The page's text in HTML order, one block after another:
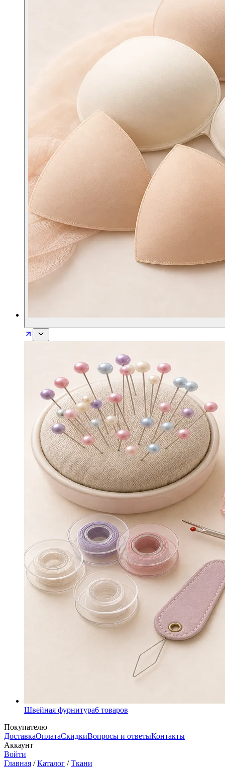
Швейная фурнитура6 товаров
Покупателю
ДоставкаОплатаСкидкиВопросы и ответыКонтакты
Аккаунт
Войти
Главная / Каталог / Ткани